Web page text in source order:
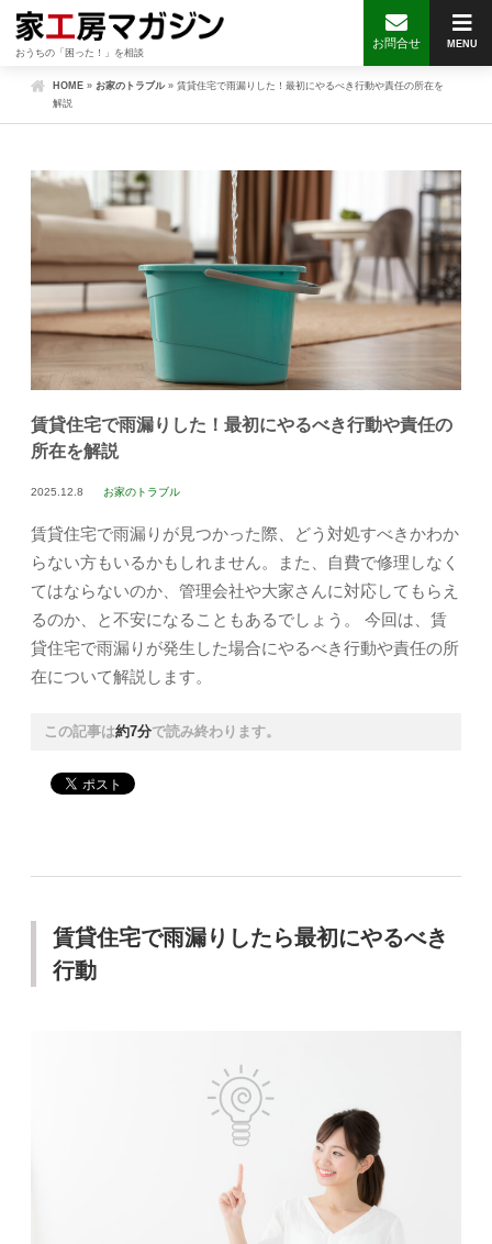
おうちの「困った！」を相談
MENU
お問合せ
HOME » お家のトラブル » 賃貸住宅で雨漏りした！最初にやるべき行動や責任の所在を
解説
賃貸住宅で雨漏りした！最初にやるべき行動や責任の
所在を解説
2025.12.8 お家のトラブル
賃貸住宅で雨漏りが見つかった際、どう対処すべきかわか
らない方もいるかもしれません。また、自費で修理しなく
てはならないのか、管理会社や大家さんに対応してもらえ
るのか、と不安になることもあるでしょう。 今回は、賃
貸住宅で雨漏りが発生した場合にやるべき行動や責任の所
在について解説します。
この記事は約7分で読み終わります。
賃貸住宅で雨漏りしたら最初にやるべき
行動